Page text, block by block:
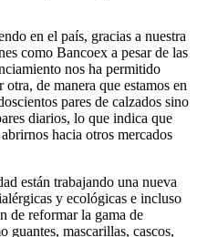
en el país, gracias a nuestra
como Bancoex a pesar de las
nos ha permitido
de manera que estamos en
pares de calzados sino
diarios, lo que indica que
hacia otros mercados
están trabajando una nueva
y ecológicas e incluso
de reformar la gama de
guantes, mascarillas, cascos,